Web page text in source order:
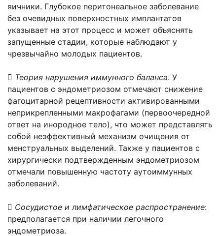
яичники. Глубокое перитонеальное заболевание
без очевидных поверхностных имплантатов
указывает на этот процесс и может объяснять
запущенные стадии, которые наблюдают у
чрезвычайно молодых пациентов.
 Теория нарушения иммунного баланса. У
пациентов с эндометриозом отмечают снижение
фагоцитарной рецептивности активированными
неприкрепленными макрофагами (первоочередной
ответ на инородное тело), что может представлять
собой неэффективный механизм очищения от
менструальных выделений. Также у пациентов с
хирургически подтвержденным эндометриозом
отмечали повышенную частоту аутоиммунных
заболеваний.
 Сосудистое и лимфатическое распространение:
предполагается при наличии легочного
эндометриоза.